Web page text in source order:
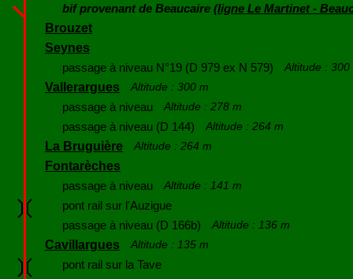
bif provenant de Beaucaire (ligne Le Martinet -
Brouzet
Seynes
passage à niveau N°19 (D 979 ex N 579)
Altitude : 300
Vallerargues Altitude : 300 m
passage à niveau Altitude : 278 m
passage à niveau (D 144) Altitude : 264 m
La Bruguière Altitude : 264 m
Fontarèches
passage à niveau
Altitude : 141 m
pont rail sur l'Auzigue
passage à niveau (D 166b)
Altitude : 136 m
Cavillargues Altitude : 135 m
pont rail sur la Tave